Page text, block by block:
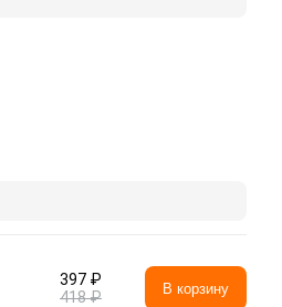
397 ₽
418 ₽
В корзину